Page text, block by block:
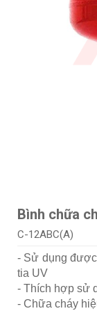
Bình chữa
C-12ABC(A)
- Sử dụng
tia UV
- Thích hợp sử
- Chữa cháy